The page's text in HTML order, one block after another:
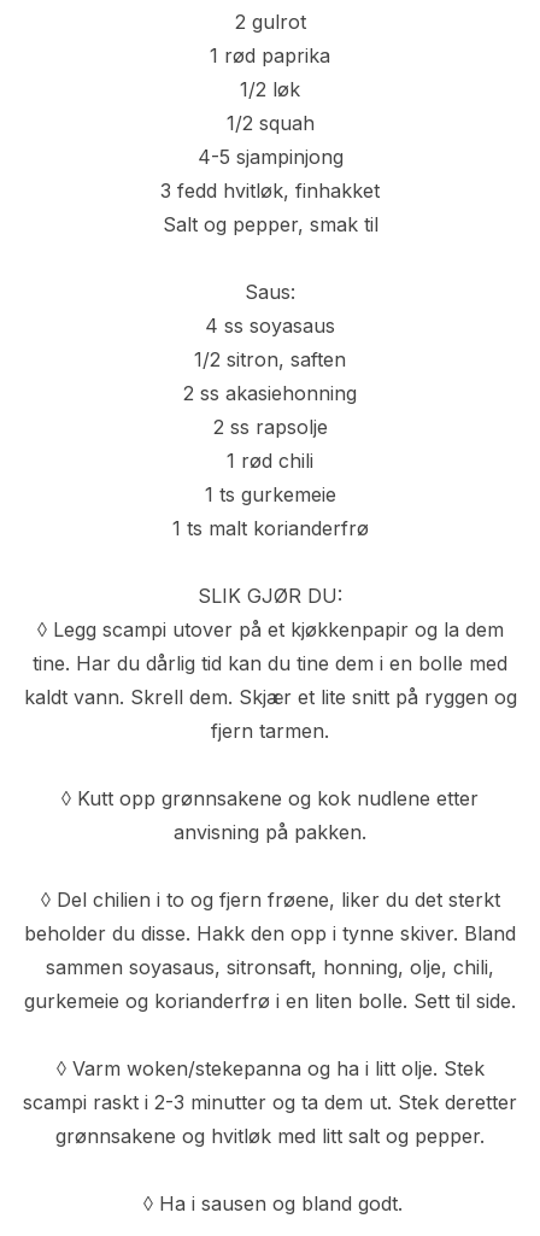
2 gulrot
1 rød paprika
1/2 løk
1/2 squah
4-5 sjampinjong
3 fedd hvitløk, finhakket
Salt og pepper, smak til
Saus:
4 ss soyasaus
1/2 sitron, saften
2 ss akasiehonning
2 ss rapsolje
1 rød chili
1 ts gurkemeie
1 ts malt korianderfrø
SLIK GJØR DU:
◊ Legg scampi utover på et kjøkkenpapir og la dem
tine. Har du dårlig tid kan du tine dem i en bolle med
kaldt vann. Skrell dem. Skjær et lite snitt på ryggen og
fjern tarmen.
◊ Kutt opp grønnsakene og kok nudlene etter
anvisning på pakken.
◊ Del chilien i to og fjern frøene, liker du det sterkt
beholder du disse. Hakk den opp i tynne skiver. Bland
sammen soyasaus, sitronsaft, honning, olje, chili,
gurkemeie og korianderfrø i en liten bolle. Sett til side.
◊ Varm woken/stekepanna og ha i litt olje. Stek
scampi raskt i 2-3 minutter og ta dem ut. Stek deretter
grønnsakene og hvitløk med litt salt og pepper.
◊ Ha i sausen og bland godt.